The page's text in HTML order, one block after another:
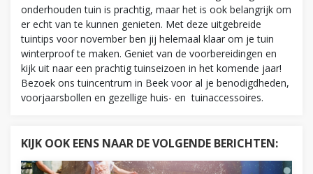
onderhouden tuin is prachtig, maar het is ook belangrijk om
er echt van te kunnen genieten. Met deze uitgebreide
tuintips voor november ben jij helemaal klaar om je tuin
winterproof te maken. Geniet van de voorbereidingen en
kijk uit naar een prachtig tuinseizoen in het komende jaar!
Bezoek ons tuincentrum in Beek voor al je benodigdheden,
voorjaarsbollen en gezellige huis- en tuinaccessoires.
KIJK OOK EENS NAAR DE VOLGENDE BERICHTEN: